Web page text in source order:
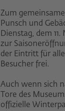
Zum
Punsch und
Dienstag, dem
zur
der Eintritt für
Besucher frei.
Auch wenn sich
Tore des
offizielle